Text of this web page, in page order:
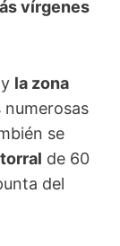
vírgenes
y la zona
numerosas
se
de 60
del